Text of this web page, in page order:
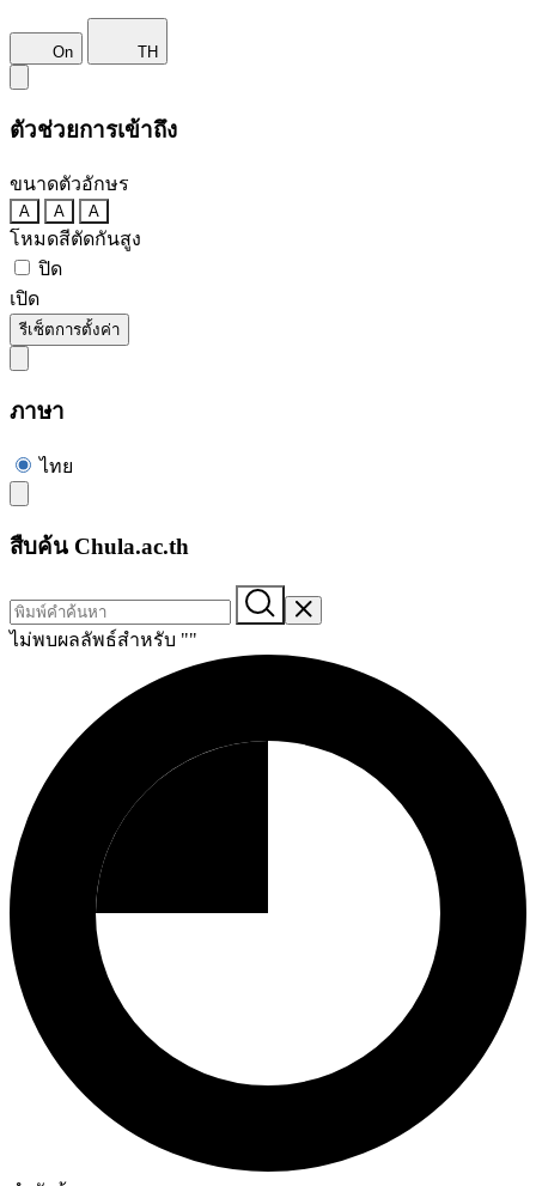
On TH
ตัวช่วยการเข้าถึง
ขนาดตัวอักษร
A A A
โหมดสีตัดกันสูง
ปิด
เปิด
รีเซ็ตการตั้งค่า
ภาษา
ไทย
สืบค้น Chula.ac.th
ไม่พบผลลัพธ์สำหรับ ""